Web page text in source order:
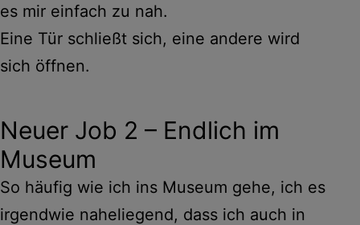
es mir einfach zu nah.
Eine Tür schließt sich, eine andere wird
sich öffnen.
Neuer Job 2 – Endlich im
Museum
So häufig wie ich ins Museum gehe, ich es
irgendwie naheliegend, dass ich auch in